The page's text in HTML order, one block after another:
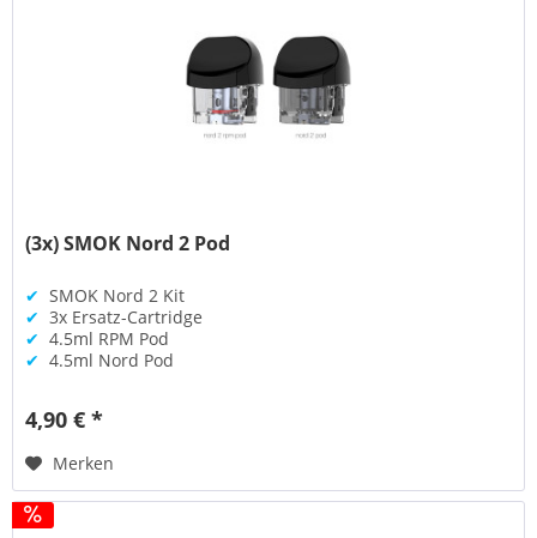
(3x) SMOK Nord 2 Pod
✔ SMOK Nord 2 Kit
✔ 3x Ersatz-Cartridge
✔ 4.5ml RPM Pod
✔ 4.5ml Nord Pod
4,90 € *
Merken